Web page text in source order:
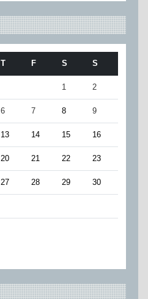
T F S S
1 2
6 7 8 9
13 14 15 16
20 21 22 23
27 28 29 30